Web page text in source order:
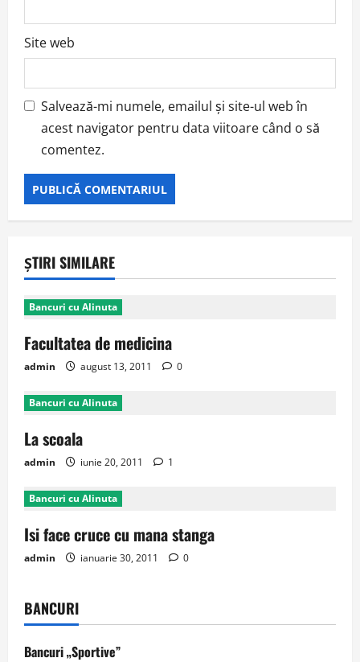
Site web
Salvează-mi numele, emailul și site-ul web în
acest navigator pentru data viitoare când o să
comentez.
ȘTIRI SIMILARE
Bancuri cu Alinuta
Facultatea de medicina
admin august 13, 2011 0
Bancuri cu Alinuta
La scoala
admin iunie 20, 2011 1
Bancuri cu Alinuta
Isi face cruce cu mana stanga
admin ianuarie 30, 2011 0
BANCURI
Bancuri „Sportive”